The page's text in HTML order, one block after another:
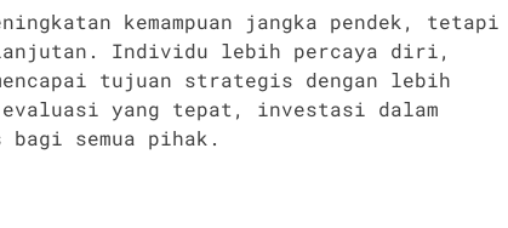
kemampuan jangka pendek, tetapi
Individu lebih percaya diri,
tujuan strategis dengan lebih
yang tepat, investasi dalam
bagi semua pihak.